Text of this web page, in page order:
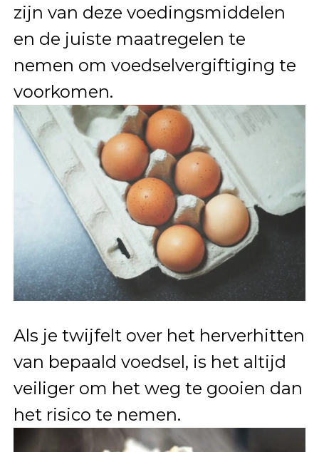
zijn van deze voedingsmiddelen
en de juiste maatregelen te
nemen om voedselvergiftiging te
voorkomen.
Als je twijfelt over het herverhitten
van bepaald voedsel, is het altijd
veiliger om het weg te gooien dan
het risico te nemen.